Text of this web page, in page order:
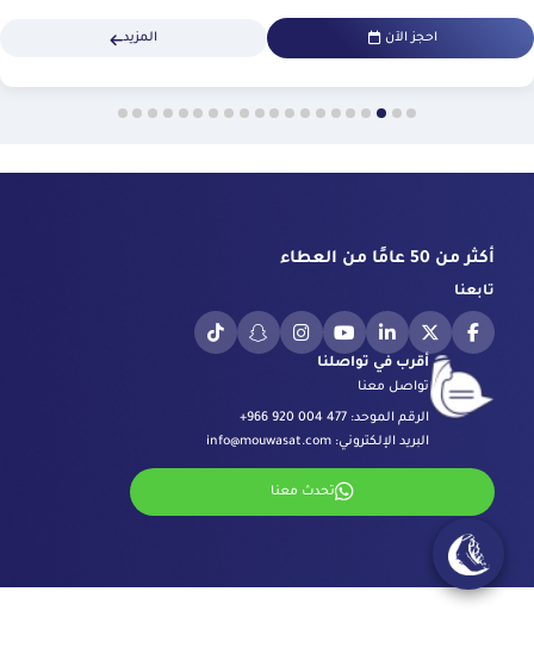
احجز الآن المزيد
أكثر من 50 عامًا من العطاء
تابعنا
أقرب في تواصلنا
تواصل معنا
الرقم الموحد: +966 920 004 477
البريد الإلكتروني: info@mouwasat.com
تحدث معنا